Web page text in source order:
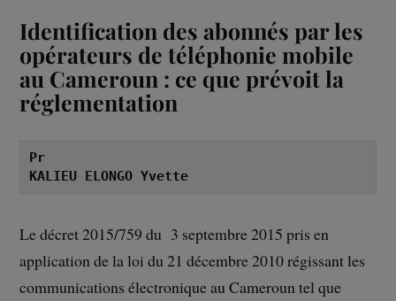
Identification des abonnés par les
opérateurs de téléphonie mobile
au Cameroun : ce que prévoit la
réglementation
Pr
KALIEU ELONGO Yvette
Le décret 2015/759 du 3 septembre 2015 pris en
application de la loi du 21 décembre 2010 régissant les
communications électronique au Cameroun tel que